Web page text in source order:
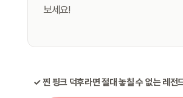
보세요!
✓ 찐 핑크 덕후라면 절대 놓칠 수 없는 레전